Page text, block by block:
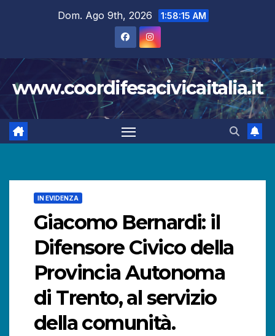
Dom. Ago 9th, 2026 1:58:16 AM
www.coordifesacivicaitalia.it
IN EVIDENZA
Giacomo Bernardi: il
Difensore Civico della
Provincia Autonoma
di Trento, al servizio
della comunità.